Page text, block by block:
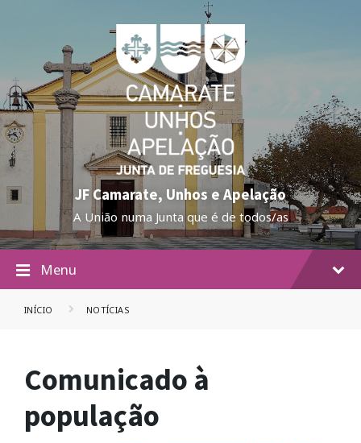
JF Camarate, Unhos e Apelação
A União numa Junta que é de todos/as
Menu
INÍCIO NOTÍCIAS
Comunicado à
população